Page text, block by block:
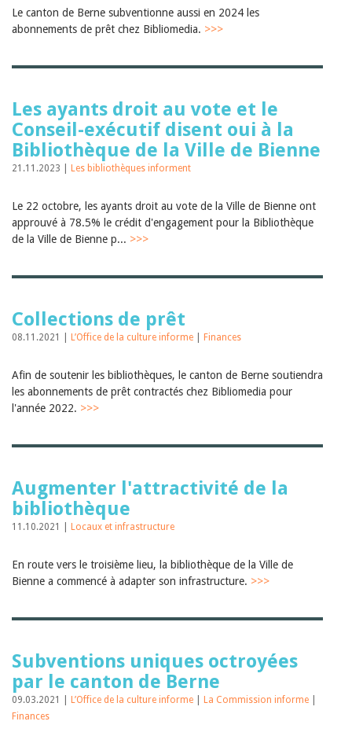
Le canton de Berne subventionne aussi en 2024 les
abonnements de prêt chez Bibliomedia. >>>
Les ayants droit au vote et le
Conseil-exécutif disent oui à la
Bibliothèque de la Ville de Bienne
21.11.2023 | Les bibliothèques informent
Le 22 octobre, les ayants droit au vote de la Ville de Bienne ont
approuvé à 78.5% le crédit d'engagement pour la Bibliothèque
de la Ville de Bienne p... >>>
Collections de prêt
08.11.2021 | L’Office de la culture informe Finances
Afin de soutenir les bibliothèques, le canton de Berne soutiendra
les abonnements de prêt contractés chez Bibliomedia pour
l'année 2022. >>>
Augmenter l'attractivité de la
bibliothèque
11.10.2021 | Locaux et infrastructure
En route vers le troisième lieu, la bibliothèque de la Ville de
Bienne a commencé à adapter son infrastructure. >>>
Subventions uniques octroyées
par le canton de Berne
09.03.2021 | L’Office de la culture informe La Commission informe
Finances